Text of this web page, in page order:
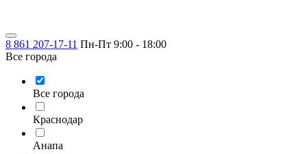
8 861 207-17-11 Пн-Пт 9:00 - 18:00
Все города
Все города
Краснодар
Анапа